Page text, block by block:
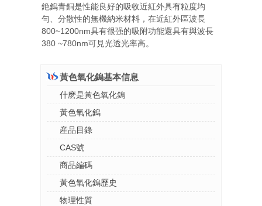
銫鎢青銅是性能良好的吸收近紅外具有粒度均
勻、分散性的無機納米材料，在近紅外區波長
800~1200nm具有很强的吸附功能還具有與波長
380 ~780nm可見光透光率高。
黃色氧化鎢基本信息
什麽是黃色氧化鎢
黃色氧化鎢
産品目錄
CAS號
商品編碼
黃色氧化鎢歷史
物理性質